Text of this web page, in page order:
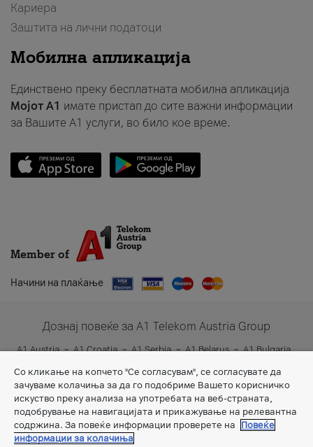
Кариера
Заштита на лични податоци
Мобилна апликација
Единствено преку бесплатната мобилна апликација
Мојот A1 имате пристап до сите важни информации
за Вашите A1 услуги, во било кое време.
Member of
Начини на плаќање
Дознај повеќе за A1 Telekom Austria Group
A1 Austria A1 Croatia A1 Serbia A1 Belarus
A1 Bulgaria
A1 Slovenia
A1 Digital
Со кликање на копчето "Се согласувам", се согласувате да
зачуваме колачиња за да го подобриме Вашето корисничко
искуство преку анализа на употребата на веб-страната,
подобрување на навигацијата и прикажување на релевантна
содржина. За повеќе информации проверете на
Повеќе
информации за колачиња